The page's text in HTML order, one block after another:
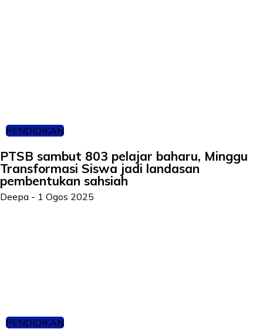
PENDIDIKAN
PTSB sambut 803 pelajar baharu, Minggu
Transformasi Siswa jadi landasan
pembentukan sahsiah
Deepa - 1 Ogos 2025
PENDIDIKAN